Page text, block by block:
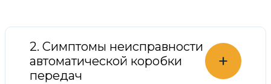
2. Симптомы неисправности
автоматической коробки
передач
+